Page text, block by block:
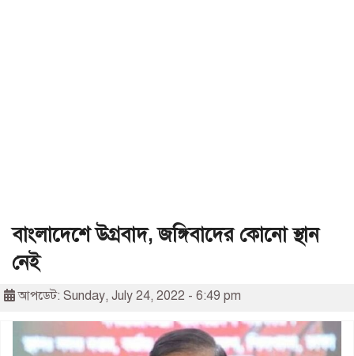
বাংলাদেশে উগ্রবাদ, জঙ্গিবাদের কোনো স্থান
নেই
আপডেট: Sunday, July 24, 2022 - 6:49 pm